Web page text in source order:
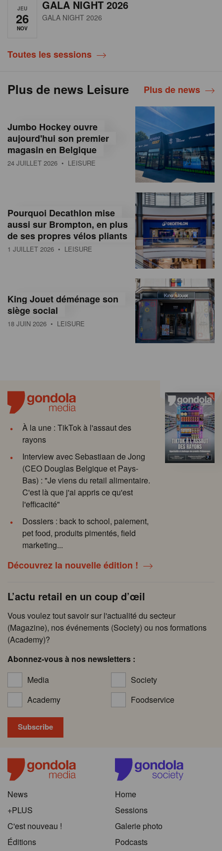
JEU
26
NOV
GALA NIGHT 2026
GALA NIGHT 2026
Toutes les sessions
Plus de news Leisure Plus de news
Jumbo Hockey ouvre
aujourd'hui son premier
magasin en Belgique
24 JUILLET 2026 • LEISURE
Pourquoi Decathlon mise
aussi sur Brompton, en plus
de ses propres vélos pliants
1 JUILLET 2026 • LEISURE
King Jouet déménage son
siège social
18 JUIN 2026 • LEISURE
À la une : TikTok à l'assaut des
rayons
Interview avec Sebastiaan de Jong
(CEO Douglas Belgique et Pays-
Bas) : "Je viens du retail alimentaire.
C'est là que j'ai appris ce qu'est
l'efficacité"
Dossiers : back to school, paiement,
pet food, produits pimentés, field
marketing...
Découvrez la nouvelle édition !
L’actu retail en un coup d’œil
Vous voulez tout savoir sur l'actualité du secteur
(Magazine), nos événements (Society) ou nos formations
(Academy)?
Abonnez-vous à nos newsletters :
Media
Society
Academy
Foodservice
News
+PLUS
C'est nouveau !
Éditions
Home
Sessions
Galerie photo
Podcasts